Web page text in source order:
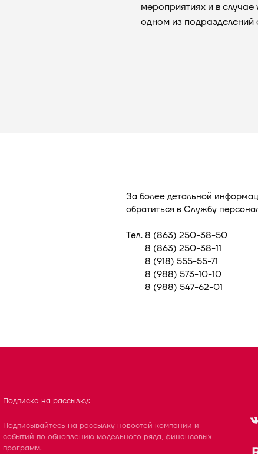
мероприятиях и в
одном из
За более детальной
обратиться в Службу
Тел. 8 (863) 250-38-50
8 (863) 250-38-11
8 (918) 555-55-71
8 (988) 573-10-10
8 (988) 547-62-01
Подписка на рассылку:
Подписывайтесь на рассылку новостей компании и
событий по обновлению модельного ряда, финансовых
программ.